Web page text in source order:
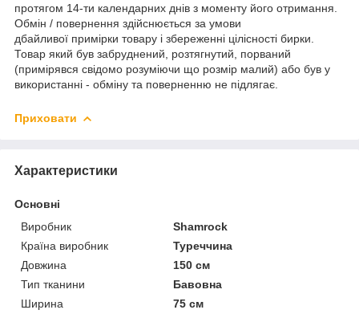
протягом 14-ти календарних днів з моменту його отримання.
Обмін / повернення здійснюється за умови
дбайливої примірки товару і збереженні цілісності бирки.
Товар який був забруднений, розтягнутий, порваний
(примірявся свідомо розуміючи що розмір малий) або був у
використанні - обміну та поверненню не підлягає.
Приховати
Характеристики
Основні
Виробник
Shamrock
Країна виробник
Туреччина
Довжина
150 см
Тип тканини
Бавовна
Ширина
75 см